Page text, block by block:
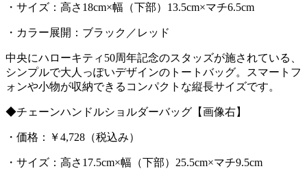
・サイズ：高さ18cm×幅（下部）13.5cm×マチ6.5cm
・カラー展開：ブラック／レッド
中央にハローキティ50周年記念のスタッズが施されている、
シンプルで大人っぽいデザインのトートバッグ。スマートフ
ォンや小物が収納できるコンパクトな縦長サイズです。
◆チェーンハンドルショルダーバッグ【画像右】
・価格：￥4,728（税込み）
・サイズ：高さ17.5cm×幅（下部）25.5cm×マチ9.5cm